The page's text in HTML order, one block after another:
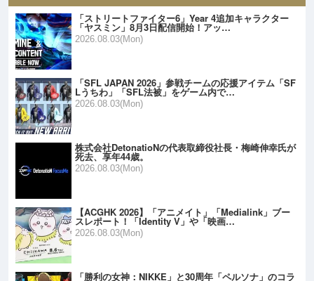
「ストリートファイター6」Year 4追加キャラクター
「ヤスミン」8月3日配信開始！アッ…
2026.08.03(Mon)
「SFL JAPAN 2026」参戦チームの応援アイテム「SF
Lうちわ」「SFL法被」をゲーム内で…
2026.08.03(Mon)
株式会社DetonatioNの代表取締役社長・梅崎伸幸氏が
死去、享年44歳。
2026.08.03(Mon)
【ACGHK 2026】「アニメイト」「Medialink」ブー
スレポート！「Identity V」や「映画…
2026.08.03(Mon)
「勝利の女神：NIKKE」と30周年「ペルソナ」のコラ